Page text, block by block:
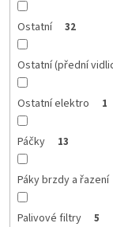
Ostatní 32
Ostatní (přední
Ostatní elektro 1
Páčky 13
Páky brzdy a řazení
Palivové filtry 5